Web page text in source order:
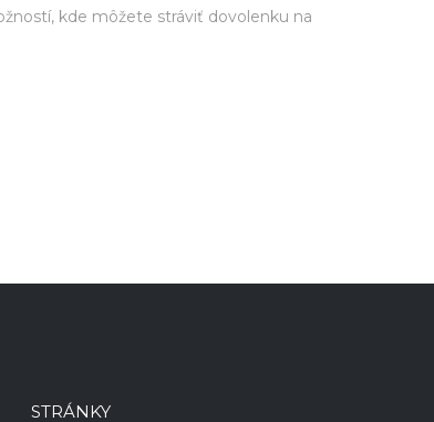
kde môžete stráviť dovolenku na
STRÁNKY